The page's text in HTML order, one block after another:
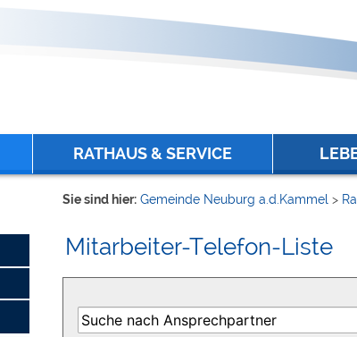
zur Startseitespringen.
RATHAUS & SERVICE
Sie sind hier: Gemeinde Neuburg a.d.Kammel >
Mitarbeiter-Telefon-Liste